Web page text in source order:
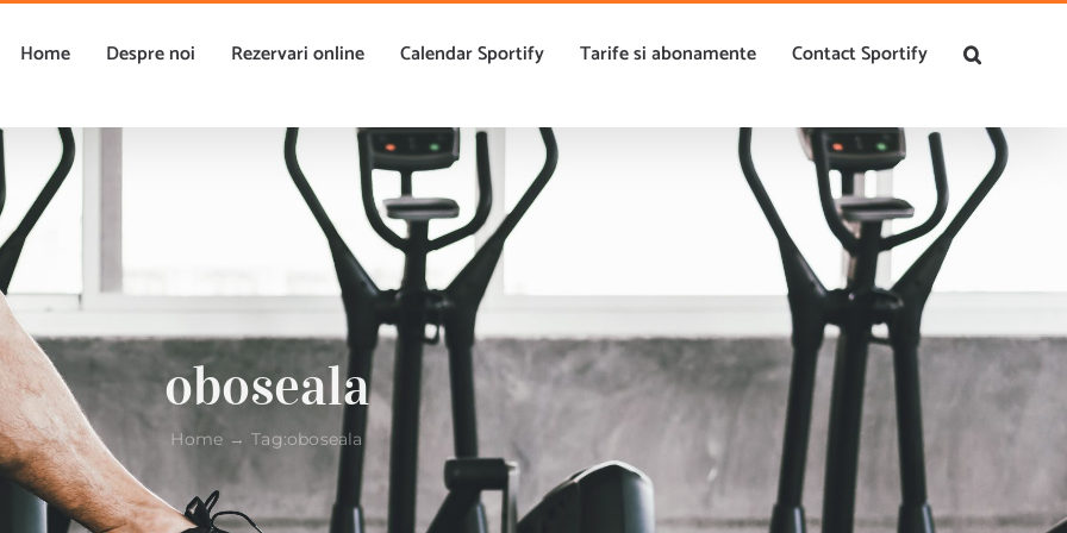
Home Despre noi Rezervari online Calendar Sportify Tarife si abonamente Contact Sportify
oboseala
Home Tag:oboseala